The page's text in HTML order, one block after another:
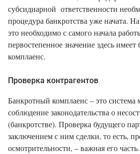
субсидиарной ответственности
процедура банкротства уже начата.
это необходимо с самого начала
первостепенное значение здесь
комплаенс.
Проверка контрагентов
Банкротный комплаенс – это
соблюдение законодательства о
(банкротстве). Проверка будущего
заключением с ним сделки, то есть,
осмотрительности, – важная его часть.